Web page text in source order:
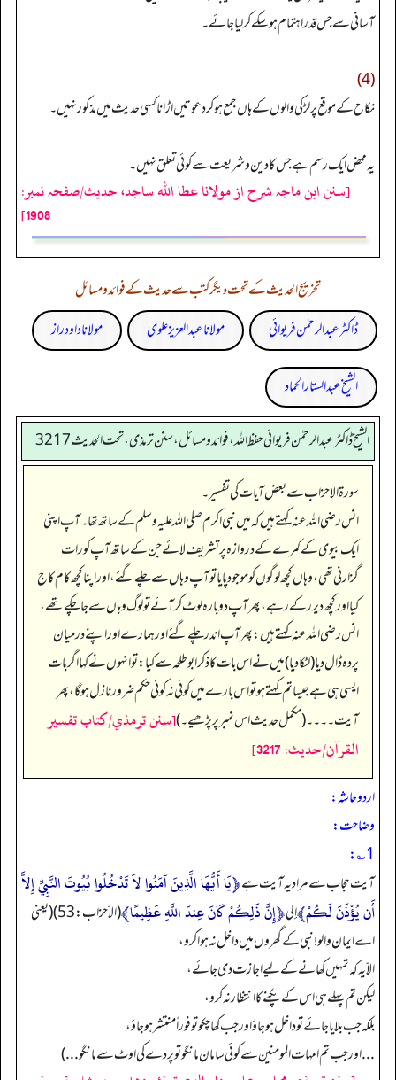
آسانی سے جس قدر اہتمام ہو سکے کرلیا جائے۔
(4)
نکاح کے موقع پر لڑکی والوں کے ہاں جمع ہو کر دعوتیں اڑانا کسی حدیث میں مذکور نہیں۔
یہ محض ایک رسم ہے جس کا دین و شریعت سے کوئی تعلق نہیں۔
[سنن ابن ماجہ شرح از مولانا عطا الله ساجد، حدیث/صفحہ نمبر:
1908]
تخریج الحدیث کے تحت دیگر کتب سے حدیث کے فوائد و مسائل
ڈاکٹر عبدالرحمٰن فریوائی
مولانا عبد العزیز علوی مولانا داود راز
الشیخ عبدالستار الحماد
الشیخ ڈاکٹر عبد الرحمٰن فریوائی حفظ اللہ، فوائد و مسائل، سنن ترمذی، تحت الحديث 3217
سورۃ الاحزاب سے بعض آیات کی تفسیر۔
انس رضی الله عنہ کہتے ہیں کہ میں نبی اکرم صلی اللہ علیہ وسلم کے ساتھ تھا۔ آپ اپنی
ایک بیوی کے کمرے کے دروازہ پر تشریف لائے جن کے ساتھ آپ کو رات
گزارنی تھی، وہاں کچھ لوگوں کو موجود پایا تو آپ وہاں سے چلے گئے، اور اپنا کچھ کام کاج
کیا اور کچھ دیر رکے رہے، پھر آپ دوبارہ لوٹ کر آئے تو لوگ وہاں سے جا چکے تھے،
انس رضی الله عنہ کہتے ہیں: پھر آپ اندر چلے گئے اور ہمارے اور اپنے درمیان
پردہ ڈال دیا (لٹکا دیا) میں نے اس بات کا ذکر ابوطلحہ سے کیا: تو انہوں نے کہا اگر بات
ایسی ہی ہے جیسا تم کہتے ہو تو اس بارے میں کوئی نہ کوئی حکم ضرور نازل ہو گا، پھر
آیت۔۔۔۔ (مکمل حدیث اس نمبر پر پڑھیے۔)[سنن ترمذي/كتاب تفسير
القرآن/حدیث: 3217]
اردو حاشہ:
وضاحت:
1؎:
آیت حجاب سے مراد یہ آیت ہے﴿يَا أَيُّهَا الَّذِينَ آمَنُوا لاَ تَدْخُلُوا بُيُوتَ النَّبِيِّ إِلاَّ
أَن يُؤْذَنَ لَكُمْ﴾إلى﴿إِنَّ ذَلِكُمْ كَانَ عِندَ اللَّهِ عَظِيمًا﴾
(الأحزاب: 53) (یعنی
اے ایمان والو! نبی کے گھروں میں داخل نہ ہوا کرو،
الاّ یہ کہ تمہیں کھانے کے لیے اجازت دی جائے،
لیکن تم پہلے ہی اس کے پکنے کا انتظار نہ کرو،
بلکہ جب بلایا جائے تو داخل ہو جاؤ اور جب کھا چکو تو فوراً منتشر ہو جاؤ،
...اورجب تم امہات المومنین سے کوئی سامان مانگو تو پردے کی اوٹ سے مانگو ...)